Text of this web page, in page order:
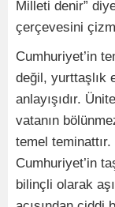
Milleti denir”
çerçevesini
Cumhuriyet’in
değil, yurttaşlık
anlayışıdır.
vatanın
temel
Cumhuriyet’in
bilinçli olarak